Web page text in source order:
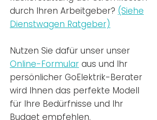
durch Ihren Arbeitgeber? (Siehe
Dienstwagen Ratgeber)
Nutzen Sie dafür unser unser
Online-Formular aus und Ihr
persönlicher GoElektrik-Berater
wird Ihnen das perfekte Modell
für Ihre Bedürfnisse und Ihr
Budget empfehlen.